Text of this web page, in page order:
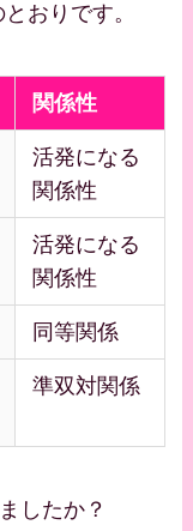
おりです。
関係性
活発になる
関係性
活発になる
関係性
同等関係
準双対関係
したか？